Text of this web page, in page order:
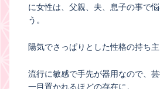
に女性は、父親、夫、息子の事で
う。
陽気でさっぱりとした性格の持ち主
流行に敏感で手先が器用なので、
一目置かれるほどの存在に。